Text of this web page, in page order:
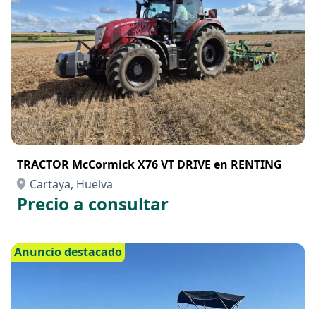
TRACTOR McCormick X76 VT DRIVE en RENTING
Cartaya, Huelva
Precio a consultar
Anuncio destacado